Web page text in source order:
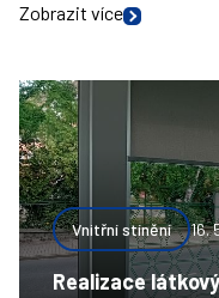
Zobrazit více
Vnitřní stínění 16.
Realizace